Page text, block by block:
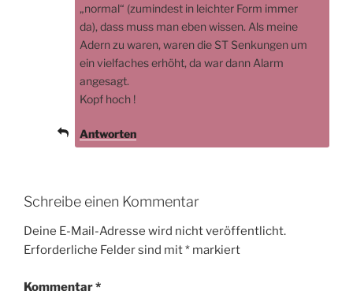
„normal“ (zumindest in leichter Form immer
da), dass muss man eben wissen. Als meine
Adern zu waren, waren die ST Senkungen um
ein vielfaches erhöht, da war dann Alarm
angesagt.
Kopf hoch !
Antworten
Schreibe einen Kommentar
Deine E-Mail-Adresse wird nicht veröffentlicht.
Erforderliche Felder sind mit* markiert
Kommentar*